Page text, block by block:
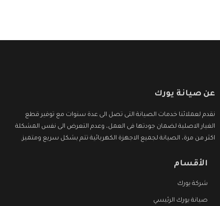
عن صيانة يورك
نقدم لعملائنا خدمات الصيانة التى تصل الى عدة سنوات مع توفير قطع
الغيار الاصلية لضمان جودتها فى العمل، وعدم التعرض الى نفس المشكلة
اكثر من مرة، الصيانة لجميع الاجهزة الكهربائية تتم بشكل سريع ومتميز.
الأقسام
شركة يورك
صيانة يورك الرئيسي